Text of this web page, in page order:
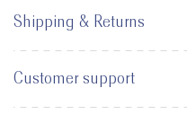
Shipping & Returns
Customer support